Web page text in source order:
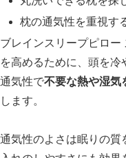
枕の通気性を重視す
ブレインスリープピロ
を高めるために、頭を
通気性で不要な熱や湿気
します。
通気性のよさは眠りの質